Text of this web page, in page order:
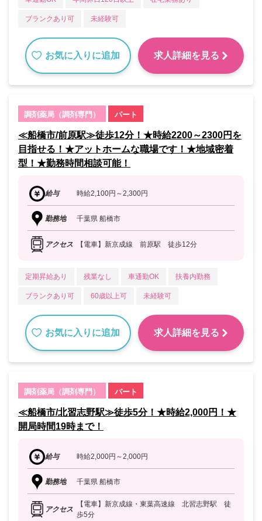
ブランクあり可 未経験可
お気に入りに追加 求人詳細を見る
調剤薬局（調剤専門） パート
≪船橋市/前原駅≫徒歩12分！★時給2200～2300円を
目指せる！★アットホームな職場です！★地域密着
型！★勤務時間相談可能！
給与 時給2,100円～2,300円
勤務地 千葉県 船橋市
アクセス 【電車】新京成線 前原駅 徒歩12分
定期昇給あり 残業なし 車通勤OK 扶養内勤務
ブランクあり可 60歳以上可 未経験可
お気に入りに追加 求人詳細を見る
調剤薬局（調剤専門） パート
≪船橋市/北習志野駅≫徒歩5分！★時給2,000円！★
開局時間19時まで！
給与 時給2,000円～2,000円
勤務地 千葉県 船橋市
アクセス
【電車】新京成線・東葉高速線 北習志野駅 徒
歩5分